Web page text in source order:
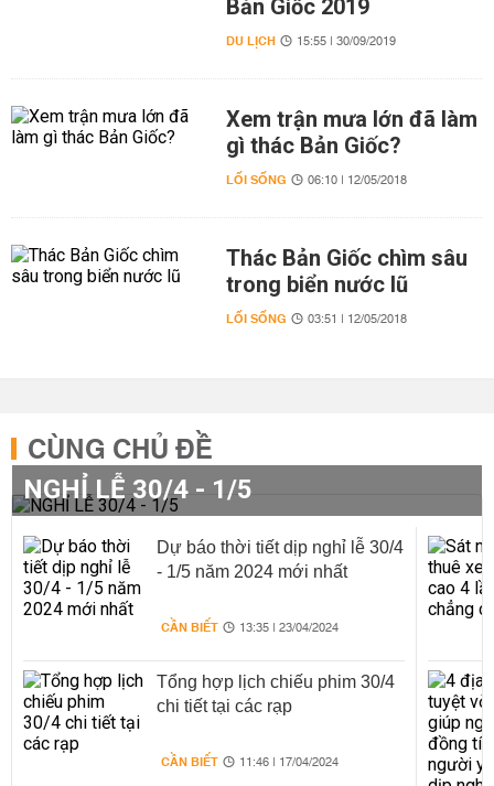
Bản Giốc 2019
DU LỊCH 15:55 | 30/09/2019
Xem trận mưa lớn đã làm
gì thác Bản Giốc?
LỐI SỐNG 06:10 | 12/05/2018
Thác Bản Giốc chìm sâu
trong biển nước lũ
LỐI SỐNG 03:51 | 12/05/2018
CÙNG CHỦ ĐỀ
NGHỈ LỄ 30/4 - 1/5
Dự báo thời tiết dịp nghỉ lễ 30/4
- 1/5 năm 2024 mới nhất
CẦN BIẾT 13:35 | 23/04/2024
Tổng hợp lịch chiếu phim 30/4
chi tiết tại các rạp
CẦN BIẾT 11:46 | 17/04/2024